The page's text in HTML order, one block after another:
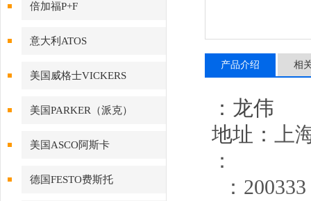
倍加福P+F
意大利ATOS
美国威格士VICKERS
美国PARKER（派克）
美国ASCO阿斯卡
德国FESTO费斯托
产品介绍 相
：龙伟
地址： 上
：
：200333